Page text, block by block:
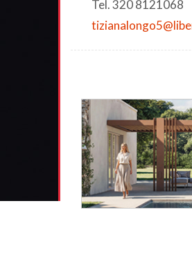
Tel. 320 8121068